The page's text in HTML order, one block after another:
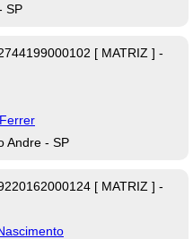
SP
[ MATRIZ ] -
Andre - SP
[ MATRIZ ] -